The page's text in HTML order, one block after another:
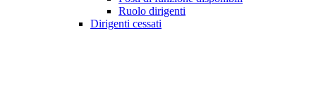
Ruolo dirigenti
Dirigenti cessati